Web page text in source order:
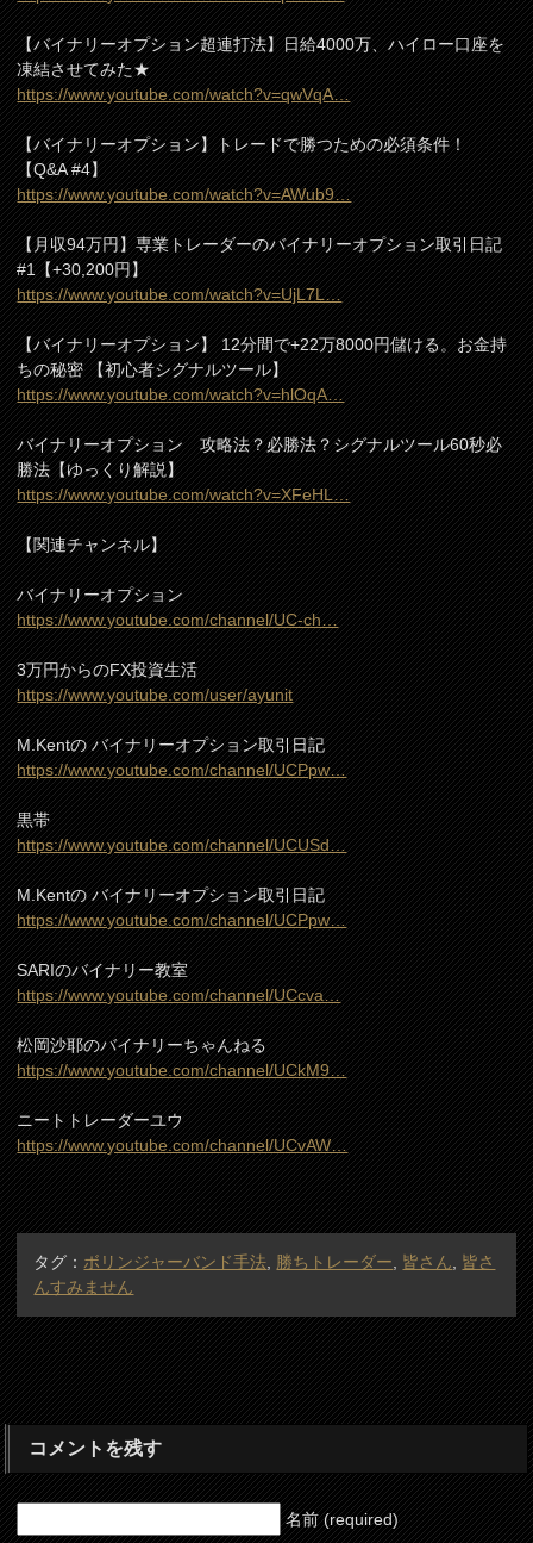
【バイナリーオプション超連打法】日給4000万、ハイロー口座を
凍結させてみた★
https://www.youtube.com/watch?v=qwVqA…
【バイナリーオプション】トレードで勝つための必須条件！
【Q&A #4】
https://www.youtube.com/watch?v=AWub9…
【月収94万円】専業トレーダーのバイナリーオプション取引日記
#1【+30,200円】
https://www.youtube.com/watch?v=UjL7L…
【バイナリーオプション】 12分間で+22万8000円儲ける。お金持
ちの秘密 【初心者シグナルツール】
https://www.youtube.com/watch?v=hlOqA…
バイナリーオプション 攻略法？必勝法？シグナルツール60秒必
勝法【ゆっくり解説】
https://www.youtube.com/watch?v=XFeHL…
【関連チャンネル】
バイナリーオプション
https://www.youtube.com/channel/UC-ch…
3万円からのFX投資生活
https://www.youtube.com/user/ayunit
M.Kentの バイナリーオプション取引日記
https://www.youtube.com/channel/UCPpw…
黒帯
https://www.youtube.com/channel/UCUSd…
M.Kentの バイナリーオプション取引日記
https://www.youtube.com/channel/UCPpw…
SARIのバイナリー教室
https://www.youtube.com/channel/UCcva…
松岡沙耶のバイナリーちゃんねる
https://www.youtube.com/channel/UCkM9…
ニートトレーダーユウ
https://www.youtube.com/channel/UCvAW…
タグ： ボリンジャーバンド手法 勝ちトレーダー 皆さん
皆さ
んすみません
コメントを残す
名前 (required)